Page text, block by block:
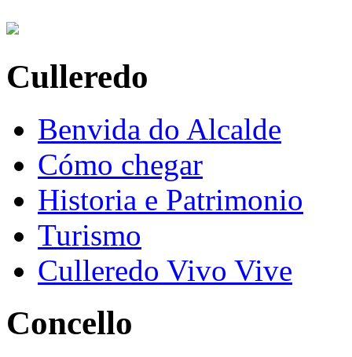
Culleredo
Benvida do Alcalde
Cómo chegar
Historia e Patrimonio
Turismo
Culleredo Vivo Vive
Concello